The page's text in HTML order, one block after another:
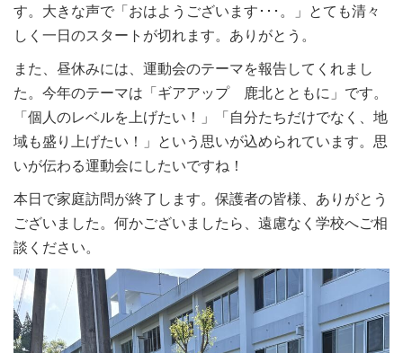
す。大きな声で「おはようございます･･･。」とても清々
しく一日のスタートが切れます。ありがとう。
また、昼休みには、運動会のテーマを報告してくれまし
た。今年のテーマは「ギアアップ 鹿北とともに」です。
「個人のレベルを上げたい！」「自分たちだけでなく、地
域も盛り上げたい！」という思いが込められています。思
いが伝わる運動会にしたいですね！
本日で家庭訪問が終了します。保護者の皆様、ありがとう
ございました。何かございましたら、遠慮なく学校へご相
談ください。